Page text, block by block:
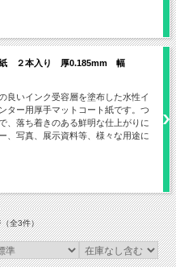
紙 ２本入り 厚0.185mm 幅
良いインク受容層を塗布した水性イ
ター用厚手マットコート紙です。つ
、落ち着きのある鮮明な仕上がりに
、写真、展示資料等、様々な用途に
（全3件）